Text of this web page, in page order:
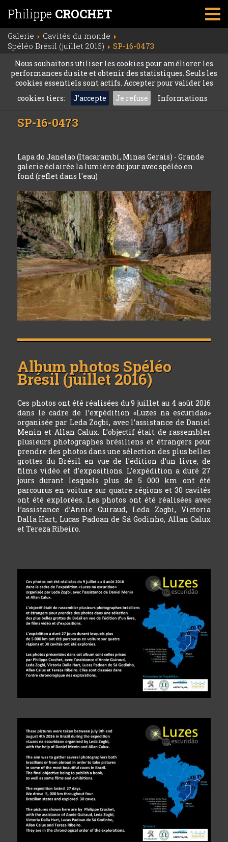
Philippe CROCHET
Galerie
Cavités du monde
Spéléo Brésil (juillet 2016)
SP-16-0473
Nous souhaitons utiliser les cookies pour améliorer les
performances du site et obtenir des statistiques. Seuls les
cookies essentiels sont actifs. Accepter pour valider les
cookies tiers:
J'accepte Je refuse Informations
SP-16-0473
Lapa do Janelao (Itacarambi, Minas Gerais) - Grande
galerie éclairée la lumière du jour avec spéléo en
fond (reflet dans l'eau)
Album photos Spéléo
Brésil (juillet 2016)
Ces photos ont été réalisées du 9 juillet au 4 août 2016
dans le cadre de l’expédition «Luzes na escuridao»
organisée par Leda Zogbi, avec l’assistance de Daniel
Menin et Allan Calux. L’objectif était de rassembler
plusieurs photographes brésiliens et étrangers pour
prendre des photos dans une sélection des plus belles
grottes du Brésil en vue de l’édition d’un livre, de
films vidéo et d’expositions. L’expédition a duré 27
jours durant lesquels plus de 5 000 km ont été
parcourus en voiture sur quatre régions et 30 cavités
ont été explorées. Les photos ont été réalisées avec
l’assistance d’Annie Guiraud, Leda Zogbi, Victoria
Dalla Hart, Lucas Padoan de Sá Godinho, Allan Calux
et Tereza Ribeiro.